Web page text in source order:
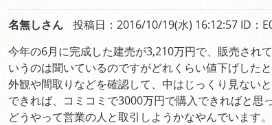
名無しさん 投稿日：2016/10/19(水) 16:12:57 ID：
今年の6月に完成した建売が3,210万円で、販売され
いうのは聞いているのですがどれくらい値下げした
外観や間取りなどを確認して、中はじっくり見ない
できれば、コミコミで3000万円で購入できればと思
どうやって営業の人と取引しようかなやんでいます。